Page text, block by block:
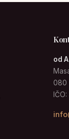
od
080